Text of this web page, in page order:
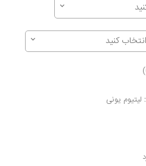
انتخاب کنید
لیتیوم یونی